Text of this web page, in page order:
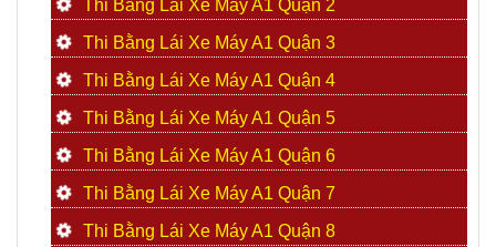
Thi Bằng Lái Xe Máy A1 Quận 2
Thi Bằng Lái Xe Máy A1 Quận 3
Thi Bằng Lái Xe Máy A1 Quận 4
Thi Bằng Lái Xe Máy A1 Quận 5
Thi Bằng Lái Xe Máy A1 Quận 6
Thi Bằng Lái Xe Máy A1 Quận 7
Thi Bằng Lái Xe Máy A1 Quận 8